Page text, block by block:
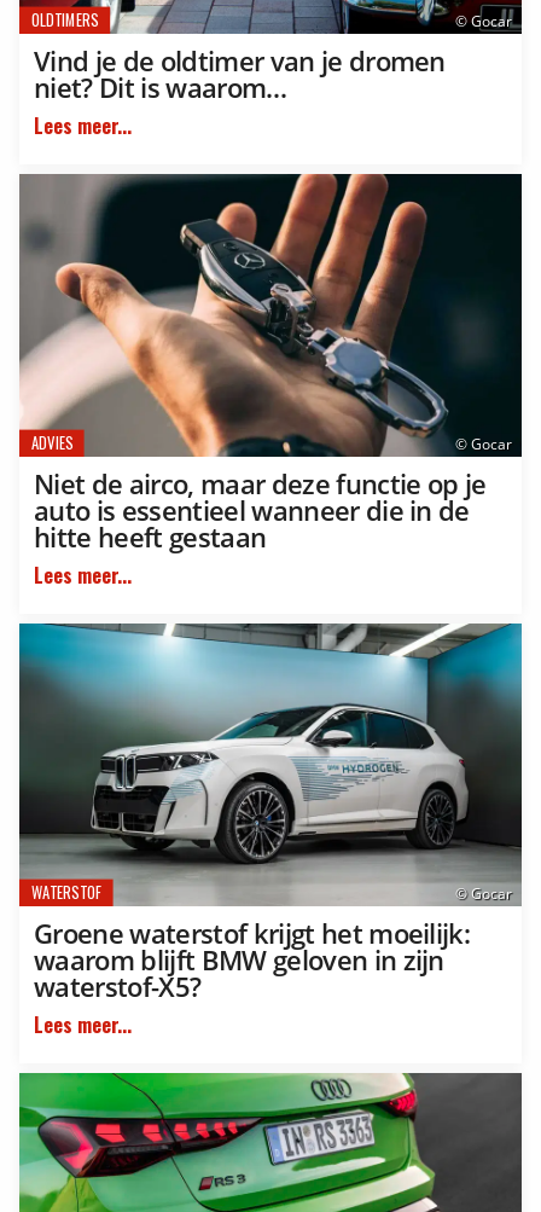
© Gocar
OLDTIMERS
Vind je de oldtimer van je dromen
niet? Dit is waarom…
Lees meer...
© Gocar
ADVIES
Niet de airco, maar deze functie op je
auto is essentieel wanneer die in de
hitte heeft gestaan
Lees meer...
© Gocar
WATERSTOF
Groene waterstof krijgt het moeilijk:
waarom blijft BMW geloven in zijn
waterstof-X5?
Lees meer...